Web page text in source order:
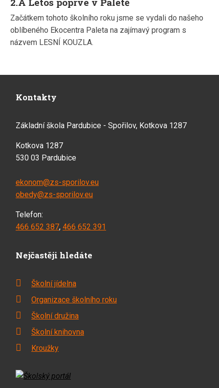
Začátkem tohoto školního roku jsme se vydali do našeho
oblíbeného Ekocentra Paleta na zajímavý program s
názvem LESNÍ KOUZLA.
Kontakty
Základní škola Pardubice - Spořilov, Kotkova 1287
Kotkova 1287
530 03 Pardubice
ekonom@zs-sporilov.eu
obedy@zs-sporilov.eu
Telefon:
466 652 387, 466 652 391
Nejčastěji hledáte
Školní jídelna
Organizace školního roku
Školní družina
Školní knihovna
Kroužky